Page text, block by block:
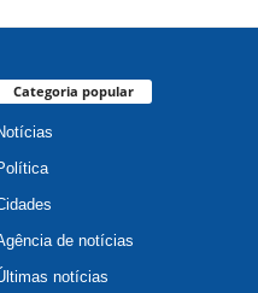
Categoria popular
de notícias
notícias